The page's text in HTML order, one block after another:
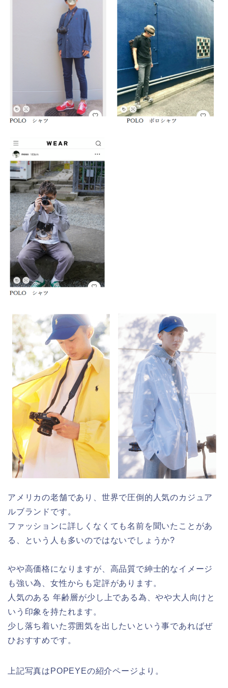
アメリカの老舗であり、世界で圧倒的人気のカジュア
ルブランドです。
ファッションに詳しくなくても名前を聞いたことがあ
る、という人も多いのではないでしょうか?
やや高価格になりますが、高品質で紳士的なイメージ
も強い為、女性からも定評があります。
人気のある 年齢層が少し上である為、やや大人向けと
いう印象を持たれます。
少し落ち着いた雰囲気を出したいという事であればぜ
ひおすすめです。
上記写真はPOPEYEの紹介ページより。